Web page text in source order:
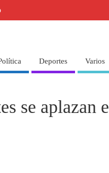
Deportes Varios
se aplazan